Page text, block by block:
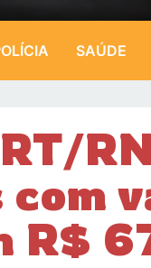
SAÚDE
com
R$